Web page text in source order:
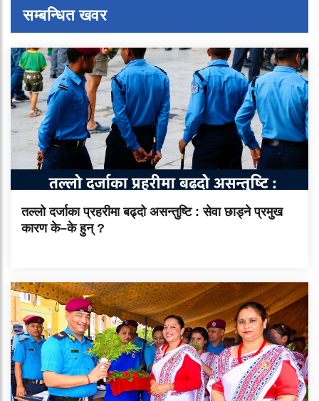
सम्बन्धित खवर
तल्लो दर्जाका प्रहरीमा बढ्दो असन्तुष्टि : सेवा छाड्ने प्रमुख
कारण के–के हुन् ?